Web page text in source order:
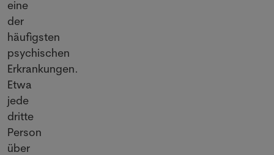
eine
der
häufigsten
psychischen
Erkrankungen.
Etwa
jede
dritte
Person
über